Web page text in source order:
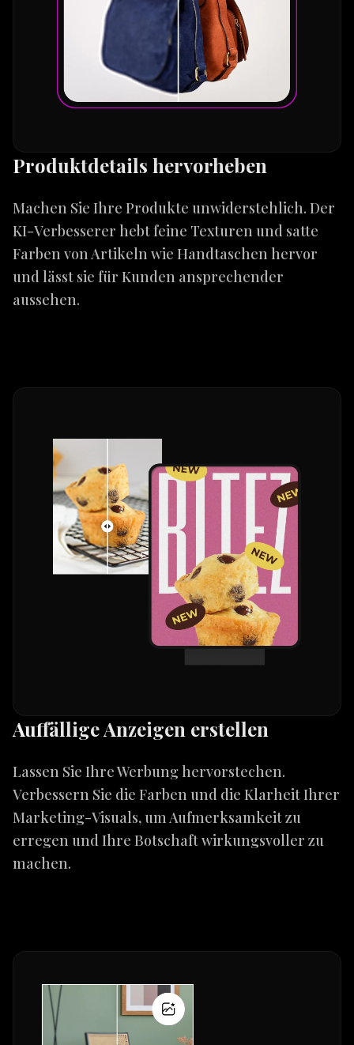
Produktdetails hervorheben
Machen Sie Ihre Produkte unwiderstehlich. Der
KI-Verbesserer hebt feine Texturen und satte
Farben von Artikeln wie Handtaschen hervor
und lässt sie für Kunden ansprechender
aussehen.
Auffällige Anzeigen erstellen
Lassen Sie Ihre Werbung hervorstechen.
Verbessern Sie die Farben und die Klarheit Ihrer
Marketing-Visuals, um Aufmerksamkeit zu
erregen und Ihre Botschaft wirkungsvoller zu
machen.